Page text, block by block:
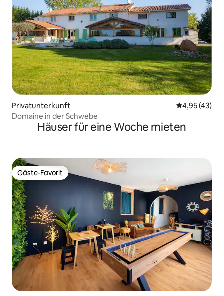
Privatunterkunft
4,95 (43)
Domaine in der Schwebe
Häuser für eine Woche mieten
Gäste-Favorit
Gäste-Favorit